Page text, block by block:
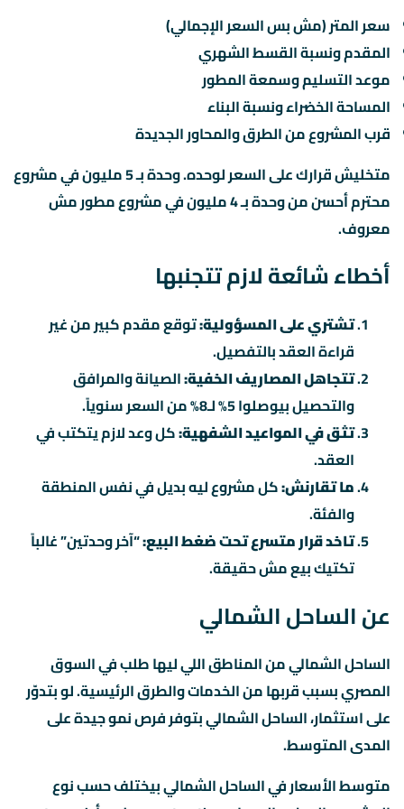
سعر المتر (مش بس السعر الإجمالي)
المقدم ونسبة القسط الشهري
موعد التسليم وسمعة المطور
المساحة الخضراء ونسبة البناء
قرب المشروع من الطرق والمحاور الجديدة
متخليش قرارك على السعر لوحده. وحدة بـ 5 مليون في مشروع
محترم أحسن من وحدة بـ 4 مليون في مشروع مطور مش
معروف.
أخطاء شائعة لازم تتجنبها
تشتري على المسؤولية:توقع مقدم كبير من غير
قراءة العقد بالتفصيل.
تتجاهل المصاريف الخفية:الصيانة والمرافق
والتحصيل بيوصلوا 5% لـ8% من السعر سنوياً.
تثق في المواعيد الشفهية:كل وعد لازم يتكتب في
العقد.
ما تقارنش:كل مشروع ليه بديل في نفس المنطقة
والفئة.
تاخد قرار متسرع تحت ضغط البيع:“آخر وحدتين” غالباً
تكتيك بيع مش حقيقة.
عن الساحل الشمالي
الساحل الشمالي من المناطق اللي ليها طلب في السوق
المصري بسبب قربها من الخدمات والطرق الرئيسية. لو بتدوّر
على استثمار، الساحل الشمالي بتوفر فرص نمو جيدة على
المدى المتوسط.
متوسط الأسعار في الساحل الشمالي بيختلف حسب نوع